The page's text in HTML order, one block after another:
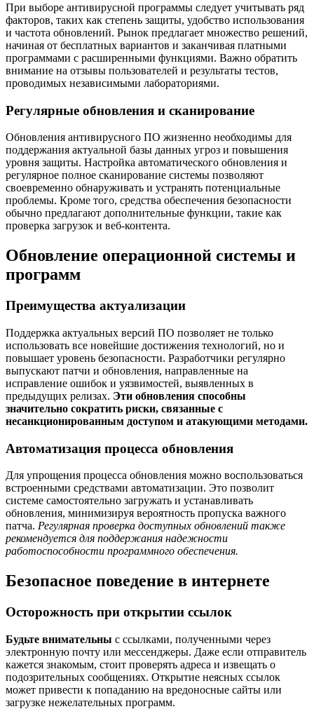
При выборе антивирусной программы следует учитывать ряд
факторов, таких как степень защиты, удобство использования
и частота обновлений. Рынок предлагает множество решений,
начиная от бесплатных вариантов и заканчивая платными
программами с расширенными функциями. Важно обратить
внимание на отзывы пользователей и результаты тестов,
проводимых независимыми лабораториями.
Регулярные обновления и сканирование
Обновления антивирусного ПО жизненно необходимы для
поддержания актуальной базы данных угроз и повышения
уровня защиты. Настройка автоматического обновления и
регулярное полное сканирование системы позволяют
своевременно обнаруживать и устранять потенциальные
проблемы. Кроме того, средства обеспечения безопасности
обычно предлагают дополнительные функции, такие как
проверка загрузок и веб-контента.
Обновление операционной системы и
программ
Преимущества актуализации
Поддержка актуальных версий ПО позволяет не только
использовать все новейшие достижения технологий, но и
повышает уровень безопасности. Разработчики регулярно
выпускают патчи и обновления, направленные на
исправление ошибок и уязвимостей, выявленных в
предыдущих релизах. Эти обновления способны
значительно сократить риски, связанные с
несанкционированным доступом и атакующими методами.
Автоматизация процесса обновления
Для упрощения процесса обновления можно воспользоваться
встроенными средствами автоматизации. Это позволит
системе самостоятельно загружать и устанавливать
обновления, минимизируя вероятность пропуска важного
патча. Регулярная проверка доступных обновлений также
рекомендуется для поддержания надежности
работоспособности программного обеспечения.
Безопасное поведение в интернете
Осторожность при открытии ссылок
Будьте внимательны с ссылками, полученными через
электронную почту или мессенджеры. Даже если отправитель
кажется знакомым, стоит проверять адреса и извещать о
подозрительных сообщениях. Открытие неясных ссылок
может привести к попаданию на вредоносные сайты или
загрузке нежелательных программ.